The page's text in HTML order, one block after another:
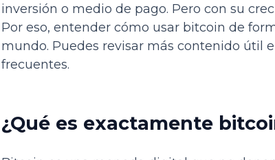
inversión o medio de pago. Pero con su
Por eso, entender cómo usar bitcoin de
mundo. Puedes revisar más contenido útil
frecuentes.
¿Qué es exactamente